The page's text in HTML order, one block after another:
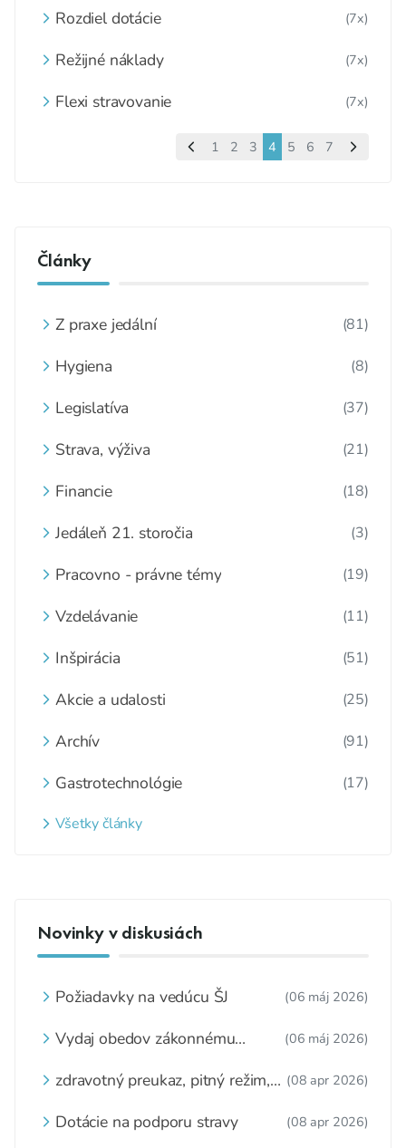
Rozdiel dotácie
(7x)
Režijné náklady (7x)
Flexi stravovanie (7x)
1 2 3 4 5 6 7
Články
Z praxe jedální (81)
Hygiena (8)
Legislatíva (37)
Strava, výživa (21)
Financie (18)
Jedáleň 21. storočia (3)
Pracovno - právne témy (19)
Vzdelávanie (11)
Inšpirácia (51)
Akcie a udalosti (25)
Archív (91)
Gastrotechnológie (17)
Všetky články
Novinky v diskusiách
Požiadavky na vedúcu ŠJ (06 máj 2026)
Vydaj obedov zákonnému
(06 máj 2026)
zdravotný preukaz, pitný režim,
(08 apr 2026)
Dotácie na podporu stravy (08 apr 2026)